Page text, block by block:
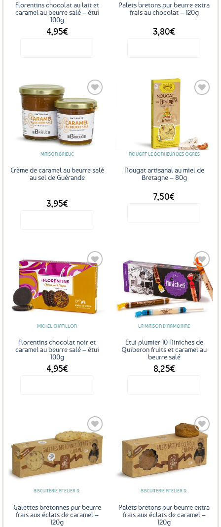
Florentins chocolat au lait et
caramel au beurre salé – étui
100g
4,95€
Palets bretons pur beurre extra
frais au chocolat – 120g
3,80€
Ajouter
aux
favoris
MAISON BRIEUC
Crème de caramel au beurre salé
au sel de Guérande
3,95€
plusieurs
variations.
options
peuvent
NOUGAT LE BONHEUR DES OGRES
Nougat artisanal au miel de
Bretagne – 80g
7,50€
Ajouter
aux
favoris
MICHEL CHATILLON
Florentins chocolat noir et
caramel au beurre salé – étui
100g
4,95€
Ajouter
aux
favoris
LA MAISON D'ARMORINE
Etui plumier 10 Niniches de
Quiberon fruits et caramel au
beurre salé
8,25€
Ajouter
aux
favoris
BISCUITERIE ATELIER D.
Galettes bretonnes pur beurre
frais aux éclats de caramel –
120g
Ajouter
aux
favoris
BISCUITERIE ATELIER D.
Palets bretons pur beurre extra
frais aux éclats de caramel –
120g